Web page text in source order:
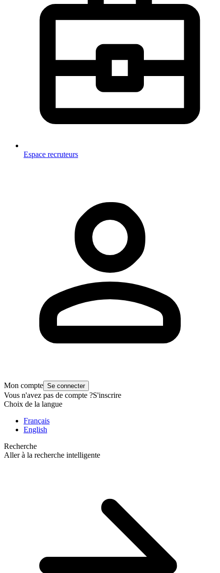
Espace recruteurs
Mon compte Se connecter
Vous n'avez pas de compte ?S'inscrire
Choix de la langue
Français
English
Recherche
Aller à la recherche intelligente